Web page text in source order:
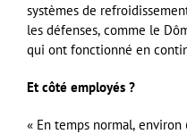
systèmes de
les défenses, comme le
qui ont fonctionné en
Et côté employés ?
« En temps normal,